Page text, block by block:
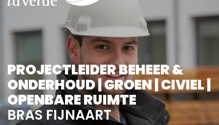
PROJECTLEIDER BEHEER &
ONDERHOUD | GROEN | CIVIEL |
OPENBARE RUIMTE
BRAS FIJNAART